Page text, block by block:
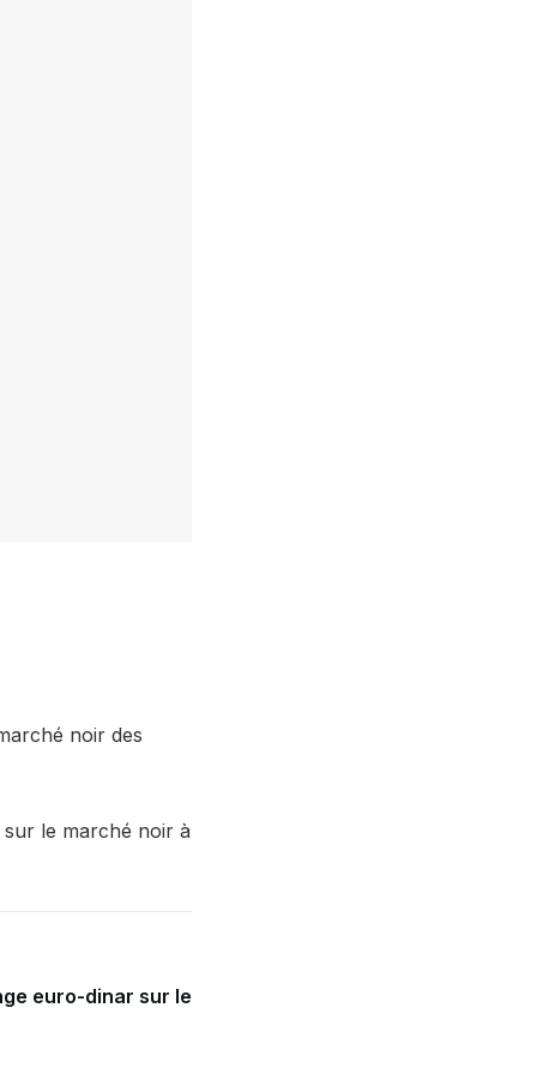
noir des
sur le marché noir à
euro-dinar sur le